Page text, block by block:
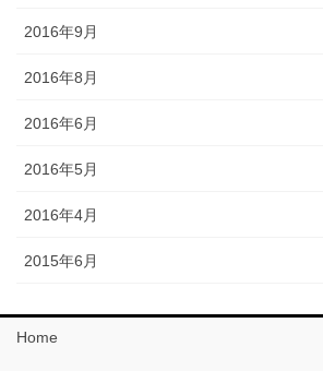
2016年9月
2016年8月
2016年6月
2016年5月
2016年4月
2015年6月
Home